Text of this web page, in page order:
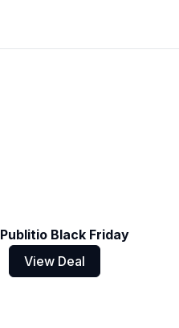
Publitio Black Friday
View Deal